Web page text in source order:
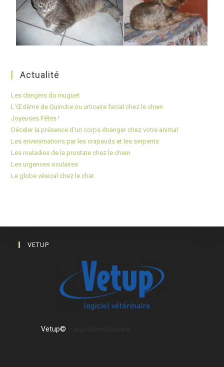
Actualité
Les dangers du muguet
L’Œdème de Quincke ou urticaire facial chez le chien
Joyeuses Fêtes !
Déceler la présence d’un corps étranger chez votre animal
Les envenimations par les crapauds et les serpents
Les maladies de la prostate chez le chien
Les urgences oculaires
Le globe vésical chez le chat
VETUP
Vetup©